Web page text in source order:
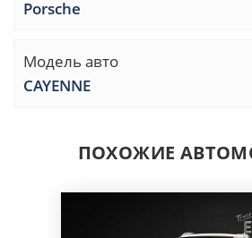
Porsche
Модель авто
CAYENNE
ПОХОЖИЕ